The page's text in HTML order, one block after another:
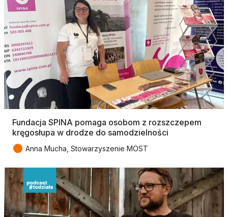
Fundacja SPINA pomaga osobom z rozszczepem
kręgosłupa w drodze do samodzielności
● Anna Mucha, Stowarzyszenie MOST